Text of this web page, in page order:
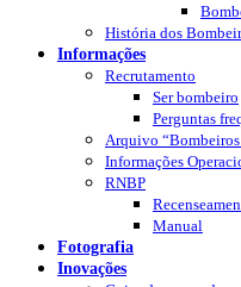
História dos
Informações
Recrutamento
Ser bombeiro
Perguntas
Arquivo
Informações
RNBP
Manual
Fotografia
Inovações